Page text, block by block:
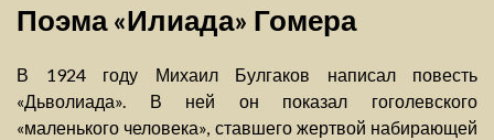
Поэма «Илиада» Гомера
В 1924 году Михаил Булгаков написал повесть
«Дьволиада». В ней он показал гоголевского
«маленького человека», ставшего жертвой набирающей